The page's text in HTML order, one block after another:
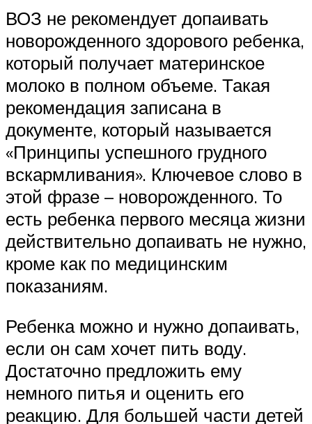
ВОЗ не рекомендует допаивать
новорожденного здорового ребенка,
который получает материнское
молоко в полном объеме. Такая
рекомендация записана в
документе, который называется
«Принципы успешного грудного
вскармливания». Ключевое слово в
этой фразе – новорожденного. То
есть ребенка первого месяца жизни
действительно допаивать не нужно,
кроме как по медицинским
показаниям.
Ребенка можно и нужно допаивать,
если он сам хочет пить воду.
Достаточно предложить ему
немного питья и оценить его
реакцию. Для большей части детей